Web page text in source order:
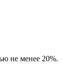
не менее 20%.